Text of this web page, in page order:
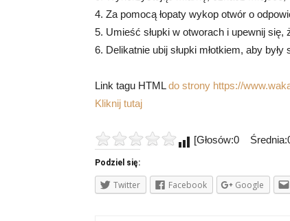
4. Za pomocą łopaty wykop otwór o
5. Umieść słupki w otworach i upewnij
6. Delikatnie ubij słupki młotkiem, aby
Link tagu HTMLdo strony https://
Kliknij tutaj
[Głosów:0
Podziel się:
Twitter Facebook Google